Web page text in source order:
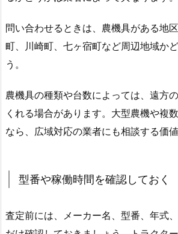
問い合わせるときは、農機具がある地
町、川崎町、七ヶ宿町など周辺地域か
う。
農機具の種類や台数によっては、遠方
くれる場合があります。大型農機や複
なら、広域対応の業者にも相談する価値
型番や稼働時間を確認しておく
査定前には、メーカー名、型番、年式